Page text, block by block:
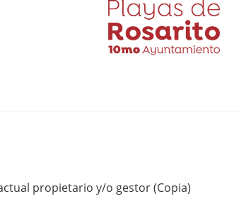
propietario y/o gestor (Copia)